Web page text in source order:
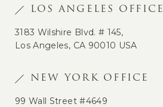
LOS ANGELES OFFICE
3183 Wilshire Blvd. # 145,
Los Angeles, CA 90010 USA
NEW YORK OFFICE
99 Wall Street #4649